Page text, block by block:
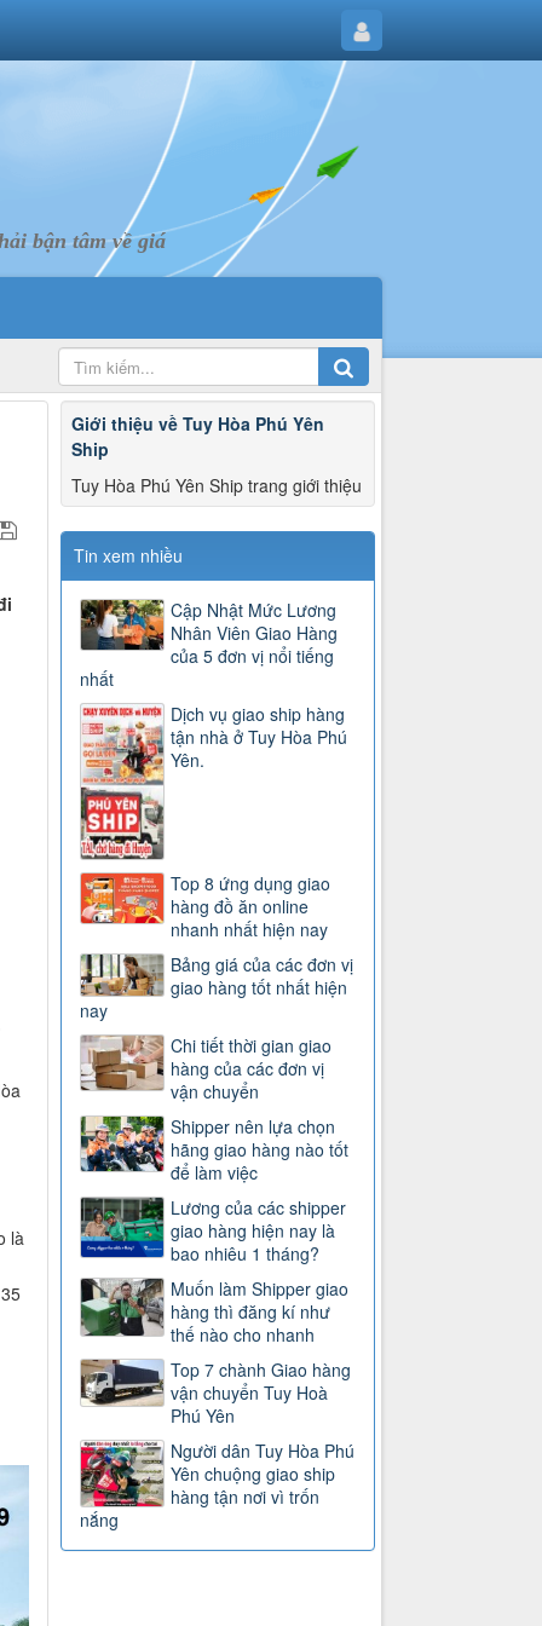
bận tâm về giá
là
Giới thiệu về Tuy Hòa Phú Yên
Ship
Tuy Hòa Phú Yên Ship trang giới thiệu
Tin xem nhiều
Cập Nhật Mức Lương
Nhân Viên Giao Hàng
của 5 đơn vị nổi tiếng
nhất
Dịch vụ giao ship hàng
tận nhà ở Tuy Hòa Phú
Yên.
Top 8 ứng dụng giao
hàng đồ ăn online
nhanh nhất hiện nay
Bảng giá của các đơn vị
giao hàng tốt nhất hiện
nay
Chi tiết thời gian giao
hàng của các đơn vị
vận chuyển
Shipper nên lựa chọn
hãng giao hàng nào tốt
để làm việc
Lương của các shipper
giao hàng hiện nay là
bao nhiêu 1 tháng?
Muốn làm Shipper giao
hàng thì đăng kí như
thế nào cho nhanh
Top 7 chành Giao hàng
vận chuyển Tuy Hoà
Phú Yên
Người dân Tuy Hòa Phú
Yên chuộng giao ship
hàng tận nơi vì trốn
nắng